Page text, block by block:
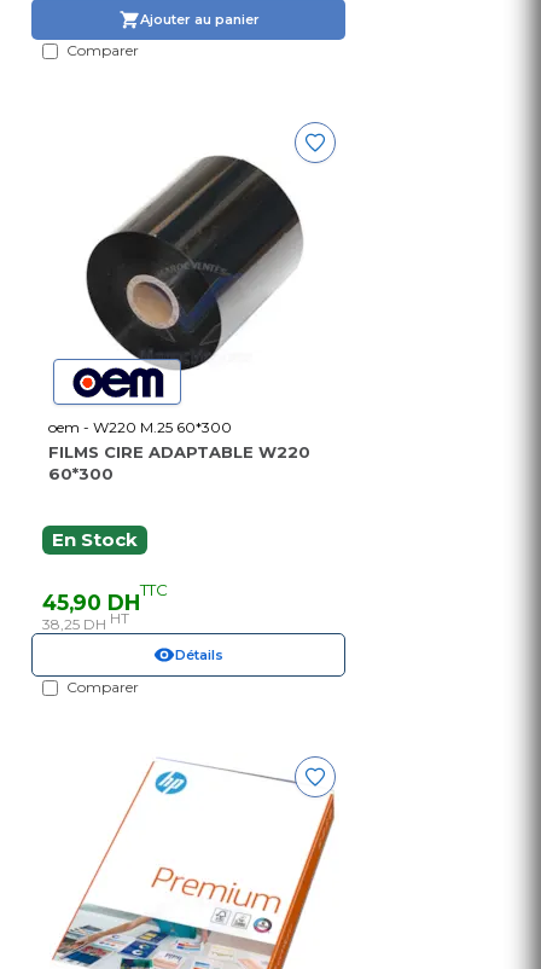
Ajouter au panier
Comparer
oem - W220 M.25 60*300
FILMS CIRE ADAPTABLE W220
60*300
En Stock
45,90 DHTTC
38,25 DH HT
Détails
Comparer